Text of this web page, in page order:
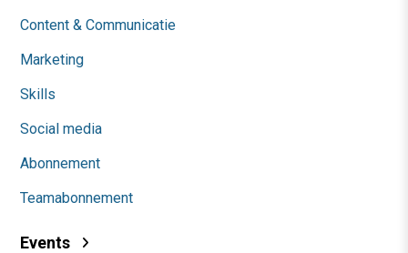
Content & Communicatie
Marketing
Skills
Social media
Abonnement
Teamabonnement
Events